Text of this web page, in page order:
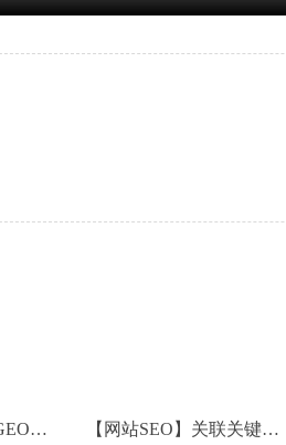
优
【网站SEO】关联关键词